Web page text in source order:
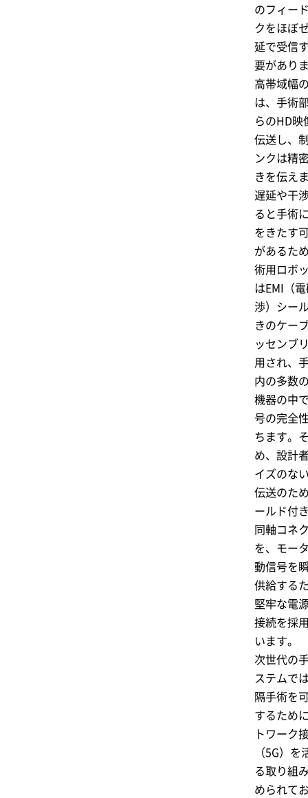
のフィー
クをほぼ
延で受信
要があり
高帯域幅
は、手術
らのHD映
伝送し、
ンクは精
きを伝え
遅延や干
ると手術
をきたす
があるた
術用ロボ
はEMI（
渉）シー
きのケー
ッセンブ
用され、
内の多数
機器の中
号の完全
ちます。
め、設計
イズのな
伝送のた
ールド付
同軸コネ
を、モー
動信号を
供給する
堅牢な電
接続を採
います。
次世代の
ステムで
隔手術を
するため
トワーク
（5G）を
る取り組
められて